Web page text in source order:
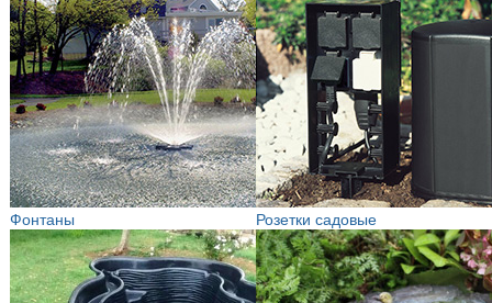
Фонтаны Розетки садовые